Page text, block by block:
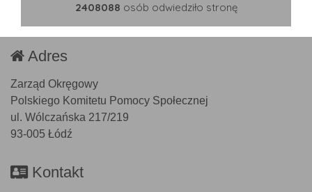
2408088 osób odwiedziło stronę
Adres
Zarząd Okręgowy
Polskiego Komitetu Pomocy Społecznej
ul. Wólczańska 217/219
93-005 Łódź
Kontakt